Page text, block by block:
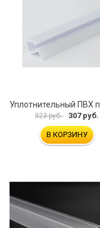
323 руб. 307 руб.
В КОРЗИНУ